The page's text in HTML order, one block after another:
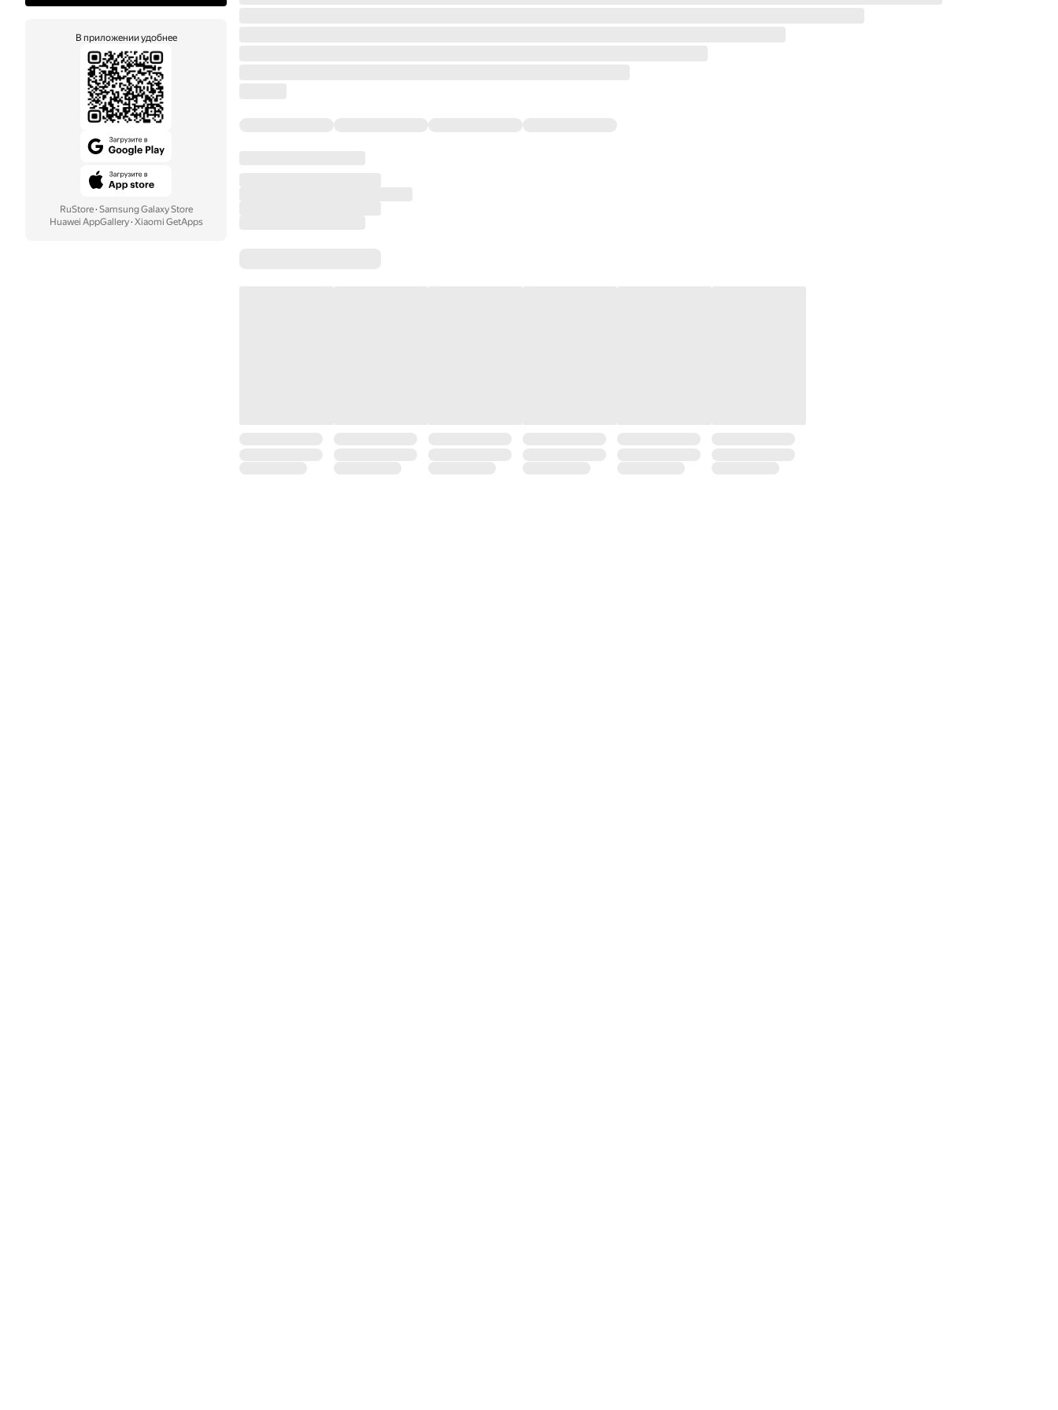
В приложении удобнее
RuStore· Samsung Galaxy Store
Huawei AppGallery· Xiaomi GetApps